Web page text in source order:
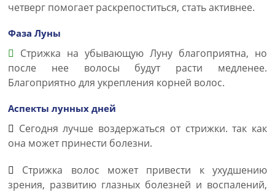
четверг помогает раскрепоститься, стать активнее.
Фаза Луны
Стрижка на убывающую Луну благоприятна, но
после нее волосы будут расти медленее.
Благоприятно для укрепления корней волос.
Аспекты лунных дней
Сегодня лучше воздержаться от стрижки. так как
она может принести болезни.
Стрижка волос может привести к ухудшению
зрения, развитию глазных болезней и воспалений,